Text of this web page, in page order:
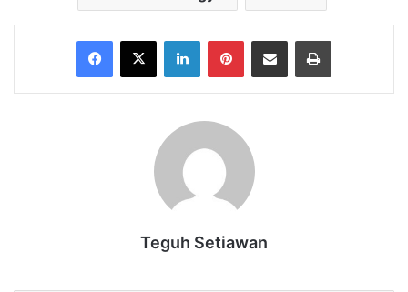
Facebook
X LinkedInPinterestShare via Email Print
Teguh Setiawan